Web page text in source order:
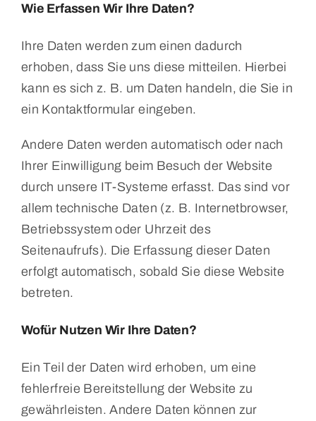
Wie Erfassen Wir Ihre Daten?
Ihre Daten werden zum einen dadurch
erhoben, dass Sie uns diese mitteilen. Hierbei
kann es sich z. B. um Daten handeln, die Sie in
ein Kontaktformular eingeben.
Andere Daten werden automatisch oder nach
Ihrer Einwilligung beim Besuch der Website
durch unsere IT-Systeme erfasst. Das sind vor
allem technische Daten (z. B. Internetbrowser,
Betriebssystem oder Uhrzeit des
Seitenaufrufs). Die Erfassung dieser Daten
erfolgt automatisch, sobald Sie diese Website
betreten.
Wofür Nutzen Wir Ihre Daten?
Ein Teil der Daten wird erhoben, um eine
fehlerfreie Bereitstellung der Website zu
gewährleisten. Andere Daten können zur